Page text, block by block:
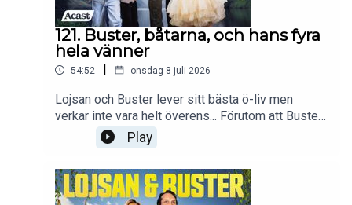
121. Buster, båtarna, och hans fyra
hela vänner
54:52 | onsdag 8 juli 2026
Lojsan och Buster lever sitt bästa ö-liv men
verkar inte vara helt överens... Förutom att Buster
är vårdslös med sina prylar vill han ockå tvinga på
Lojsan ett badkar av koppar. Lojsan är inte helt
vem vet vad familjen Reuterswärd-Wallin gör om
10 år, kanske är de ekonomiskt oberoende på en
Play